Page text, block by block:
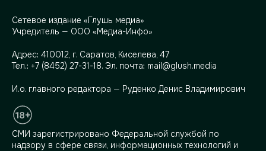
Сетевое издание «Глушь медиа»
Учредитель — ООО «Медиа-Инфо»
Адрес: 410012, г. Саратов, Киселева, 47
Тел.: +7 (8452) 27-31-18. Эл. почта: mail@glush.media
И.о. главного редактора — Руденко Денис Владимирович
СМИ зарегистрировано Федеральной службой по
надзору в сфере связи, информационных технологий и